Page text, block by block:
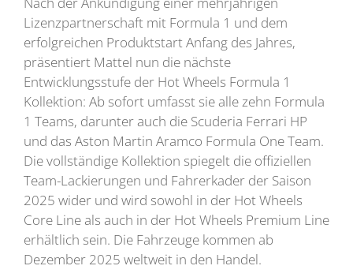
Lizenzpartnerschaft mit Formula 1 und dem
erfolgreichen Produktstart Anfang des Jahres,
präsentiert Mattel nun die nächste
Entwicklungsstufe der Hot Wheels Formula 1
Kollektion: Ab sofort umfasst sie alle zehn Formula
1 Teams, darunter auch die Scuderia Ferrari HP
und das Aston Martin Aramco Formula One Team.
Die vollständige Kollektion spiegelt die offiziellen
Team-Lackierungen und Fahrerkader der Saison
2025 wider und wird sowohl in der Hot Wheels
Core Line als auch in der Hot Wheels Premium Line
erhältlich sein. Die Fahrzeuge kommen ab
Dezember 2025 weltweit in den Handel.